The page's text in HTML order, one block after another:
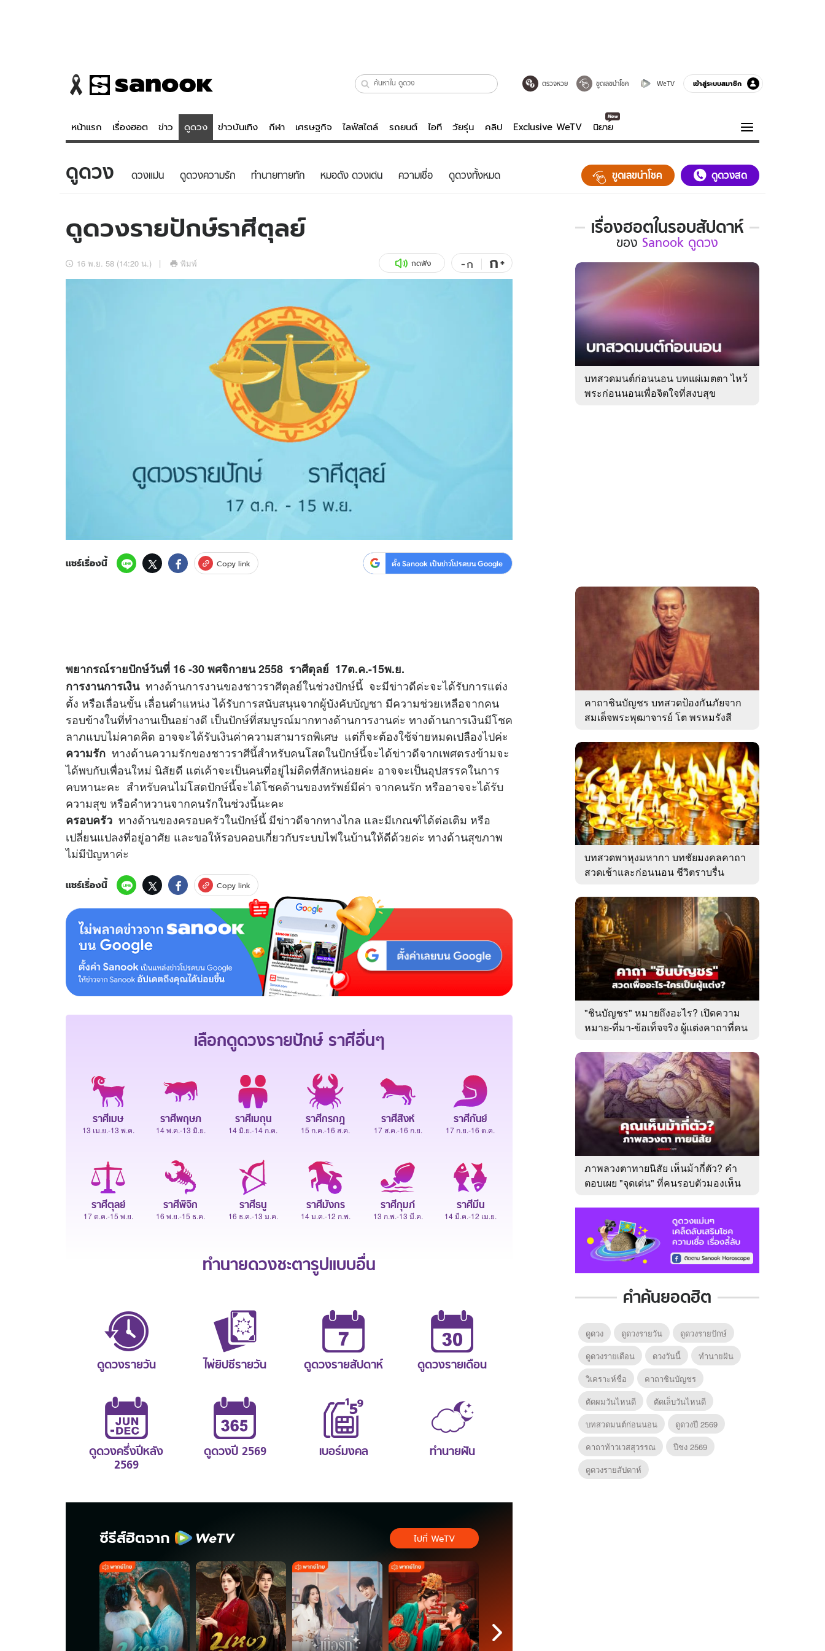
ตรวจหวย ขูดเลขนำโชค WeTV เข้าสู่ระบบสมาชิก
หน้าแรก เรื่องฮอต ข่าว ดูดวง ข่าวบันเทิง กีฬา เศรษฐกิจ ไลฟ์สไตล์ รถยนต์ ไอที วัยรุ่น คลิป Exclusive WeTV นิยาย
ข่าว
ข่าวบันเทิง
ดูดวง - ตรวจหวย
สถิติหวยไทย
ไลฟ์สไตล์
รถยนต์
Sanook Choice
คลิป
พอดแคสต์
ความรู้รอบตัว
ฮาวทู
ติดตามสนุกโซเชียลได้ที่
ดูดวง ดวงแม่น ดูดวงความรัก ทํานายทายทัก หมอดัง ดวงเด่น ความเชื่อ ดูดวงทั้งหมด ขูดเลขนำโชค ดูดวงสด
ดูดวงรายปักษ์ราศีตุลย์
16 พ.ย. 58 (14:20 น.) พิมพ์ กดฟัง -ก ก+
แชร์เรื่องนี้ Copy link ตั้ง Sanook เป็นข่าวโปรดบน Google
พยากรณ์รายปักษ์วันที่ 16 -30 พศจิกายน 2558 ราศีตุลย์ 17ต.ค.-15พ.ย.
การงานการเงินทางด้านการงานของชาวราศีตุลย์ในช่วงปักษ์นี้ จะมีข่าวดีค่ะจะได้รับการแต่ง
ตั้ง หรือเลื่อนขั้น เลื่อนตำแหน่ง ได้รับการสนับสนุนจากผู้บังคับบัญชา มีความช่วยเหลือจากคน
รอบข้างในที่ทำงานเป็นอย่างดี เป็นปักษ์ที่สมบูรณ์มากทางด้านการงานค่ะ ทางด้านการเงินมีโชค
ลาภแบบไม่คาดคิด อาจจะได้รับเงินค่าความสามารถพิเศษ แต่ก็จะต้องใช้จ่ายหมดเปลืองไปค่ะ
ความรัก ทางด้านความรักของชาวราศีนี้สำหรับคนโสดในปักษ์นี้จะได้ข่าวดีจากเพศตรงข้ามจะ
ได้พบกับเพื่อนใหม่ นิสัยดี แต่เค้าจะเป็นคนที่อยู่ไม่ติดที่สักหน่อยค่ะ อาจจะเป็นอุปสรรคในการ
คบหานะคะ สำหรับคนไม่โสดปักษ์นี้จะได้โชคด้านของทรัพย์มีค่า จากคนรัก หรืออาจจะได้รับ
ความสุข หรือคำหวานจากคนรักในช่วงนี้นะคะ
ครอบครัว ทางด้านของครอบครัวในปักษ์นี้ มีข่าวดีจากทางไกล และมีเกณฑ์ได้ต่อเติม หรือ
เปลี่ยนแปลงที่อยู่อาศัย และขอให้รอบคอบเกี่ยวกับระบบไฟในบ้านให้ดีด้วยค่ะ ทางด้านสุขภาพ
ไม่มีปัญหาค่ะ
แชร์เรื่องนี้ Copy link
เลือกดูดวงรายปักษ์ราศีอื่นๆ
ราศีเมษ
13 เม.ย.-13 พ.ค.
ราศีพฤษภ
14 พ.ค.-13 มิ.ย.
ราศีเมถุน
14 มิ.ย.-14 ก.ค.
ราศีกรกฎ
15 ก.ค.-16 ส.ค.
ราศีสิงห์
17 ส.ค.-16 ก.ย.
ราศีกันย์
17 ก.ย.-16 ต.ค.
ราศีตุลย์
17 ต.ค.-15 พ.ย.
ราศีพิจิก
16 พ.ย.-15 ธ.ค.
ราศีธนู
16 ธ.ค.-13 ม.ค.
ราศีมังกร
14 ม.ค.-12 ก.พ.
ราศีกุมภ์
13 ก.พ.-13 มี.ค.
ราศีมีน
14 มี.ค.-12 เม.ย.
ทำนายดวงชะตารูปแบบอื่น
ดูดวงรายวัน ไพ่ยิปซีรายวัน ดูดวงรายสัปดาห์ ดูดวงรายเดือน
ดูดวงครึ่งปีหลัง
2569
ดูดวงปี 2569 เบอร์มงคล ทำนายฝัน
ซีรีส์ฮิตจาก ไปที่ WeTV
เรื่องฮอตในรอบสัปดาห์
เรื่อง
ใน
รอบ
ของ
Sanook
ดูด
ของ Sanook ดูดวง
บทสวดมนต์ก่อนนอน บทแผ่เมตตา ไหว้
พระก่อนนอนเพื่อจิตใจที่สงบสุข
คาถาชินบัญชร บทสวดป้องกันภัยจาก
สมเด็จพระพุฒาจารย์ โต พรหมรังสี
บทสวดพาหุงมหากา บทชัยมงคลคาถา
สวดเช้าและก่อนนอน ชีวิตราบรื่น
"ชินบัญชร" หมายถึงอะไร? เปิดความ
หมาย-ที่มา-ข้อเท็จจริง ผู้แต่งคาถาที่คน
ภาพลวงตาทายนิสัย เห็นม้ากี่ตัว? คำ
ตอบเผย "จุดเด่น" ที่คนรอบตัวมองเห็น
คำค้นยอดฮิต
ดูดวง ดูดวงรายวัน
ดูดวงรายปักษ์
ดูดวงรายเดือน
ดวงวันนี้
ทํานายฝัน
วิเคราะห์ชื่อ
คาถาชินบัญชร
ตัดผมวันไหนดี
ตัดเล็บวันไหนดี
บทสวดมนต์ก่อนนอน
ดูดวงปี 2569
คาถาท้าวเวสสุวรรณ
ปีชง 2569
ดูดวงรายสัปดาห์